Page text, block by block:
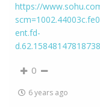
https://
ent.fd-
0
6 years ago